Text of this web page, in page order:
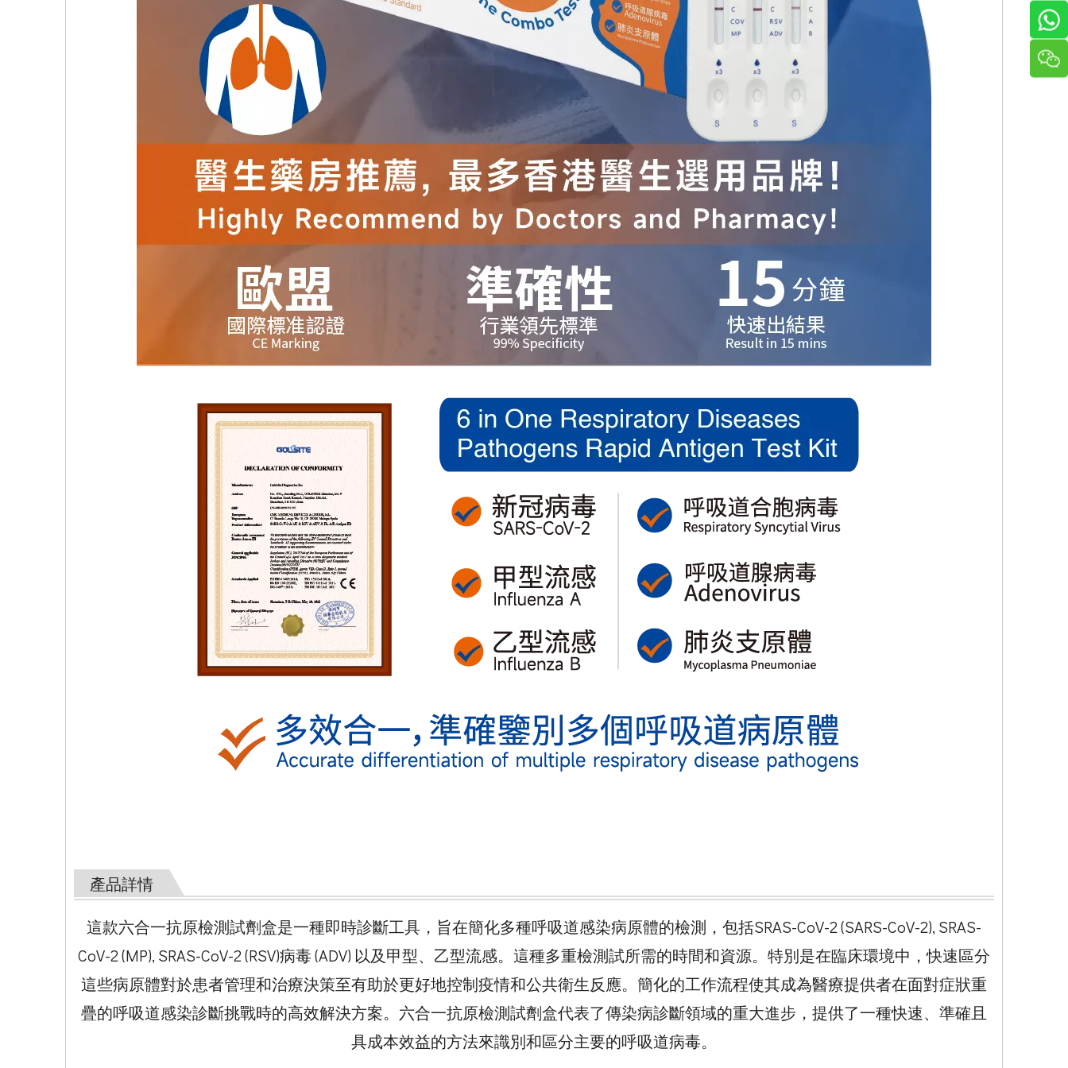
產品詳情
這款六合一抗原檢測試劑盒是一種即時診斷工具，旨在簡化多種呼吸道感染病原體的檢測，包括SRAS-CoV-2 (SARS-CoV-2), SRAS-
CoV-2 (MP), SRAS-CoV-2 (RSV)病毒 (ADV) 以及甲型、乙型流感。這種多重檢測試所需的時間和資源。特別是在臨床環境中，快速區分
這些病原體對於患者管理和治療決策至有助於更好地控制疫情和公共衛生反應。簡化的工作流程使其成為醫療提供者在面對症狀重
疊的呼吸道感染診斷挑戰時的高效解決方案。六合一抗原檢測試劑盒代表了傳染病診斷領域的重大進步，提供了一種快速、準確且
具成本效益的方法來識別和區分主要的呼吸道病毒。